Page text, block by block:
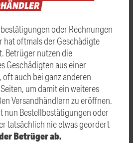
oder Rechnungen
oftmals der Geschädigte
Betrüger nutzen die
Geschädigten aus einer
auch bei ganz anderen
um damit ein weiteres
Versandhändlern zu eröffnen.
nun Bestellbestätigungen oder
tatsächlich nie etwas geordert
Betrüger ab.